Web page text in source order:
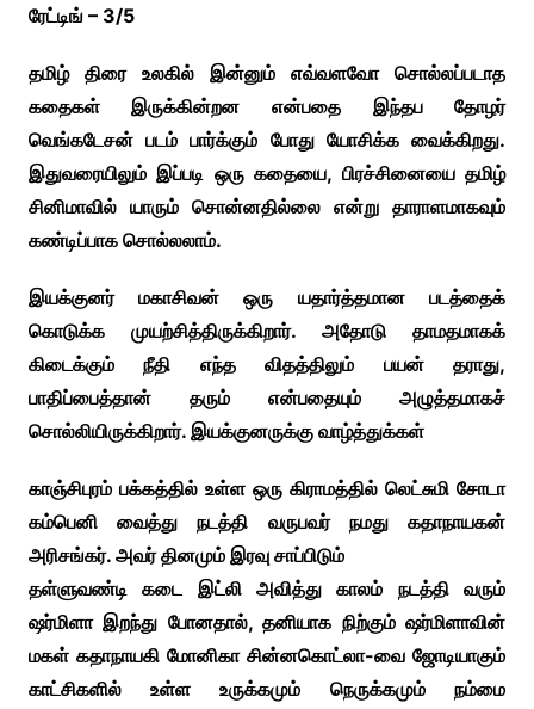
ரேட்டிங் – 3/5
தமிழ் திரை உலகில் இன்னும் எவ்வளவோ சொல்லப்படாத
கதைகள் இருக்கின்றன என்பதை இந்தப தோழர்
வெங்கடேசன் படம் பார்க்கும் போது யோசிக்க வைக்கிறது.
இதுவரையிலும் இப்படி ஒரு கதையை, பிரச்சினையை தமிழ்
சினிமாவில் யாரும் சொன்னதில்லை என்று தாராளமாகவும்
கண்டிப்பாக சொல்லலாம்.
இயக்குனர் மகாசிவன் ஒரு யதார்த்தமான படத்தைக்
கொடுக்க முயற்சித்திருக்கிறார். அதோடு தாமதமாகக்
கிடைக்கும் நீதி எந்த விதத்திலும் பயன் தராது,
பாதிப்பைத்தான் தரும் என்பதையும் அழுத்தமாகச்
சொல்லியிருக்கிறார். இயக்குனருக்கு வாழ்த்துக்கள்
காஞ்சிபுரம் பக்கத்தில் உள்ள ஒரு கிராமத்தில் லெட்சுமி சோடா
கம்பெனி வைத்து நடத்தி வருபவர் நமது கதாநாயகன்
அரிசங்கர். அவர் தினமும் இரவு சாப்பிடும்
தள்ளுவண்டி கடை இட்லி அவித்து காலம் நடத்தி வரும்
ஷர்மிளா இறந்து போனதால், தனியாக நிற்கும் ஷர்மிளாவின்
மகள் கதாநாயகி மோனிகா சின்னகொட்லா-வை ஜோடியாகும்
காட்சிகளில் உள்ள உருக்கமும் நெருக்கமும் நம்மை